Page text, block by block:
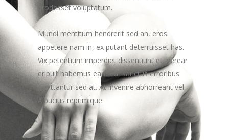
prodesset voluptatum.
Mundi mentitum hendrerit sed an, eros
appetere nam in, ex putant deterruisset has.
Vix petentium imperdiet dissentiunt et, verear
eripuit habemus eam ea, sanctus erroribus
omittantur sed at. At invenire abhorreant vel.
Albucius reprimique.